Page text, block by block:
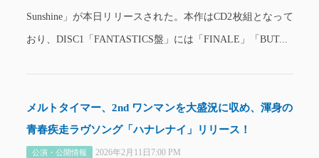
Sunshine」が本日リリースされた。本作はCD2枚組となって
おり、DISC1「FANTASTICS盤」には「FINALE」「BUT...
メルトタイマー、2nd ワンマンを大盛況に収め、渾身の
青春疾走ラヴソング「ハナレナイ」リリース！
公演・公開情報 2026年2月11日7:00 PM